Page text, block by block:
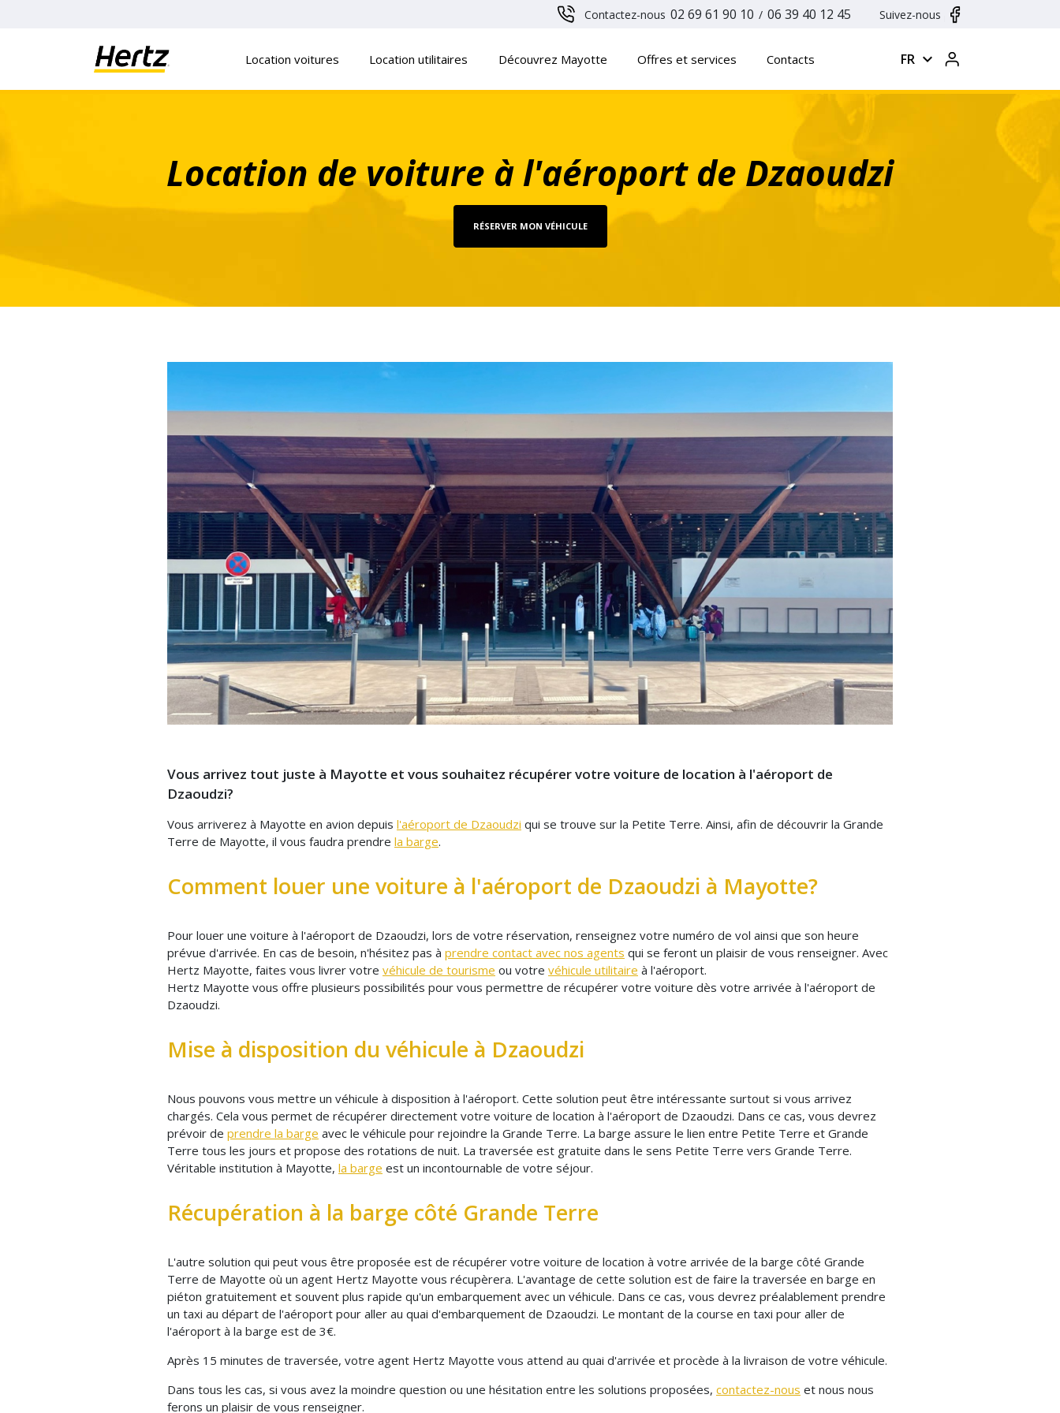
Contactez-nous 02 69 61 90 10 / 06 39 40 12 45 Suivez-nous
Location voitures Location utilitaires Découvrez Mayotte Offres et services Contacts FR expand_more
Location de voiture à l'aéroport de Dzaoudzi
RÉSERVER MON VÉHICULE
Vous arrivez tout juste à Mayotte et vous souhaitez récupérer votre voiture de location à l'aéroport de
Dzaoudzi?
Vous arriverez à Mayotte en avion depuis l'aéroport de Dzaoudzi qui se trouve sur la Petite Terre. Ainsi, afin de découvrir la Grande
Terre de Mayotte, il vous faudra prendre la barge.
Comment louer une voiture à l'aéroport de Dzaoudzi à Mayotte?
Pour louer une voiture à l'aéroport de Dzaoudzi, lors de votre réservation, renseignez votre numéro de vol ainsi que son heure
prévue d'arrivée. En cas de besoin, n'hésitez pas à prendre contact avec nos agents qui se feront un plaisir de vous renseigner. Avec
Hertz Mayotte, faites vous livrer votre véhicule de tourisme ou votre véhicule utilitaire à l'aéroport.
Hertz Mayotte vous offre plusieurs possibilités pour vous permettre de récupérer votre voiture dès votre arrivée à l'aéroport de
Dzaoudzi.
Mise à disposition du véhicule à Dzaoudzi
Nous pouvons vous mettre un véhicule à disposition à l'aéroport. Cette solution peut être intéressante surtout si vous arrivez
chargés. Cela vous permet de récupérer directement votre voiture de location à l'aéroport de Dzaoudzi. Dans ce cas, vous devrez
prévoir de prendre la barge avec le véhicule pour rejoindre la Grande Terre. La barge assure le lien entre Petite Terre et Grande
Terre tous les jours et propose des rotations de nuit. La traversée est gratuite dans le sens Petite Terre vers Grande Terre.
Véritable institution à Mayotte, la barge est un incontournable de votre séjour.
Récupération à la barge côté Grande Terre
L'autre solution qui peut vous être proposée est de récupérer votre voiture de location à votre arrivée de la barge côté Grande
Terre de Mayotte où un agent Hertz Mayotte vous récupèrera. L'avantage de cette solution est de faire la traversée en barge en
piéton gratuitement et souvent plus rapide qu'un embarquement avec un véhicule. Dans ce cas, vous devrez préalablement prendre
un taxi au départ de l'aéroport pour aller au quai d'embarquement de Dzaoudzi. Le montant de la course en taxi pour aller de
l'aéroport à la barge est de 3€.
Après 15 minutes de traversée, votre agent Hertz Mayotte vous attend au quai d'arrivée et procède à la livraison de votre véhicule.
Dans tous les cas, si vous avez la moindre question ou une hésitation entre les solutions proposées, contactez-nous et nous nous
ferons un plaisir de vous renseigner.